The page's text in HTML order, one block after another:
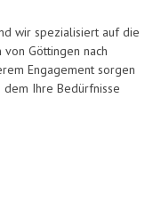
wir spezialisiert auf die
Göttingen nach
Engagement sorgen
dem Ihre Bedürfnisse